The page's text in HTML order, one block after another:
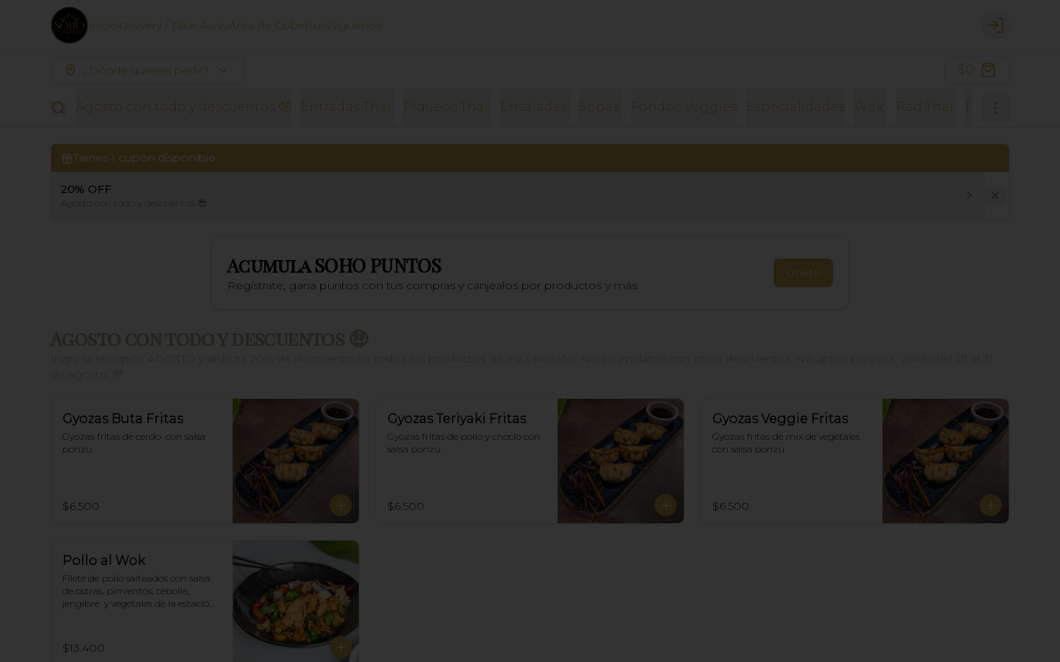
InicioDelivery / Take AwayÁrea de CoberturaSíguenos Login
¿Dónde quieres pedir? $0
Agosto con todo y descuentos 🤑 Entradas Thai. Piqueos Thai. Ensaladas. Sopas. Fondos Veggies Especialidades Wok. Pad Thai. Pad Kee Mao.
Tienes 1 cupón disponible
20% OFF
Agosto con todo y descuentos 😎
AcumulaSOHO PUNTOS
Regístrate, gana puntos con tus compras y canjealos por productos y más
Únete
Gyozas Buta Fritas
Gyozas fritas de cerdo  con salsa
ponzu
$6.500
Gyozas Teriyaki Fritas
Gyozas fritas de pollo y choclo con
salsa ponzu
$6.500
Gyozas Veggie Fritas
Gyozas fritas de mix de vegetales
con salsa ponzu
$6.500
Pollo al Wok
Filete de pollo salteados con salsa
de ostras, pimientos, cebolla,
jengibre  y vegetales de la estación,
$13.400